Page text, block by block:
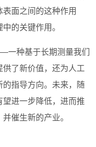
面之间的这种作用
的关键作用。
一种基于长期测量我们
了新价值，还为人工
的指导方向。未来，随
进一步降低，进而推
催生新的产业。